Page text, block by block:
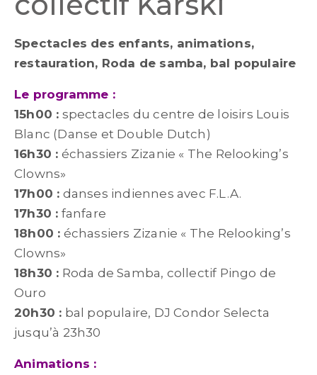
Spectacles des enfants, animations,
restauration, Roda de samba, bal populaire
Le programme :
15h00 : spectacles du centre de loisirs Louis
Blanc (Danse et Double Dutch)
16h30 : échassiers Zizanie « The Relooking’s
Clowns»
17h00 : danses indiennes avec F.L.A.
17h30 : fanfare
18h00 : échassiers Zizanie « The Relooking’s
Clowns»
18h30 : Roda de Samba, collectif Pingo de
Ouro
20h30 : bal populaire, DJ Condor Selecta
jusqu’à 23h30
Animations :